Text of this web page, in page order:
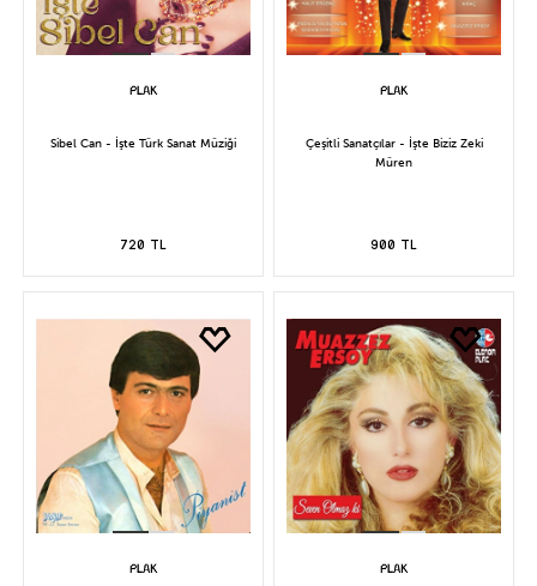
Sibel Can - İşte Türk Sanat Müziği
720 TL
Çeşitli Sanatçılar - İşte Biziz Zeki
Müren
900 TL